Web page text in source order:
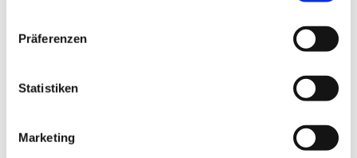
Präferenzen
Statistiken
Marketing